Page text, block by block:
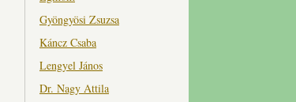
Gyöngyösi Zsuzsa
Káncz Csaba
Lengyel János
Dr. Nagy Attila